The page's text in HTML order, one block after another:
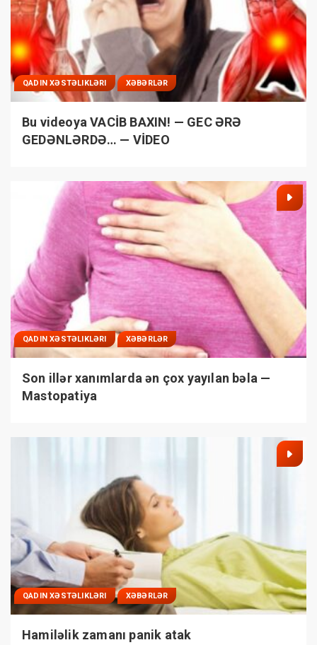
QADIN XƏSTƏLIKLƏRI XƏBƏRLƏR
Bu videoya VACİB BAXIN! — GEC ƏRƏ
GEDƏNLƏRDƏ… — VİDEO
QADIN XƏSTƏLIKLƏRI XƏBƏRLƏR
Son illər xanımlarda ən çox yayılan bəla —
Mastopatiya
QADIN XƏSTƏLIKLƏRI XƏBƏRLƏR
Hamiləlik zamanı panik atak